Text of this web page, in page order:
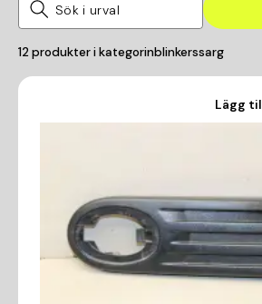
12 produkter i kategorinblinkerssarg
Lägg